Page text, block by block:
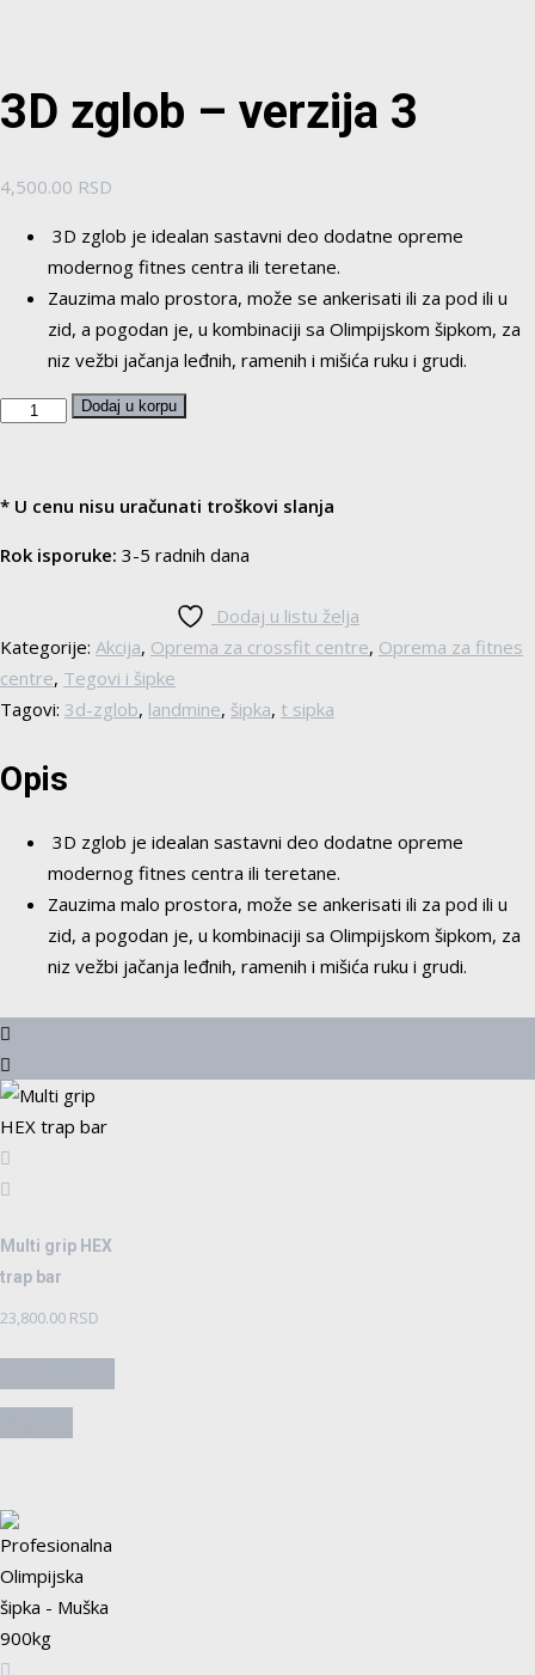
3D zglob – verzija 3
4,500.00 RSD
3D zglob je idealan sastavni deo dodatne opreme
modernog fitnes centra ili teretane.
Zauzima malo prostora, može se ankerisati ili za pod ili u
zid, a pogodan je, u kombinaciji sa Olimpijskom šipkom, za
niz vežbi jačanja leđnih, ramenih i mišića ruku i grudi.
verzija
količina
Dodaj u korpu
* U cenu nisu uračunati troškovi slanja
Rok isporuke: 3-5 radnih dana
Dodaj u listu želja
Kategorije: Akcija, Oprema za crossfit centre, Oprema za fitnes
centre, Tegovi i šipke
Tagovi: 3d-zglob, landmine, šipka, t sipka
Opis
3D zglob je idealan sastavni deo dodatne opreme
modernog fitnes centra ili teretane.
Zauzima malo prostora, može se ankerisati ili za pod ili u
zid, a pogodan je, u kombinaciji sa Olimpijskom šipkom, za
niz vežbi jačanja leđnih, ramenih i mišića ruku i grudi.
Multi grip HEX
trap bar
23,800.00 RSD